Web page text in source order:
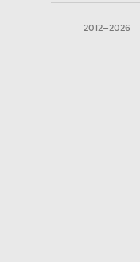
2012—2026